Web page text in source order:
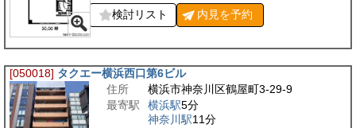
検討リスト 内見を予約
[050018] タクエー横浜西口第6ビル
住所
横浜市神奈川区鶴屋町3-29-9
最寄駅
横浜駅5分
神奈川駅11分